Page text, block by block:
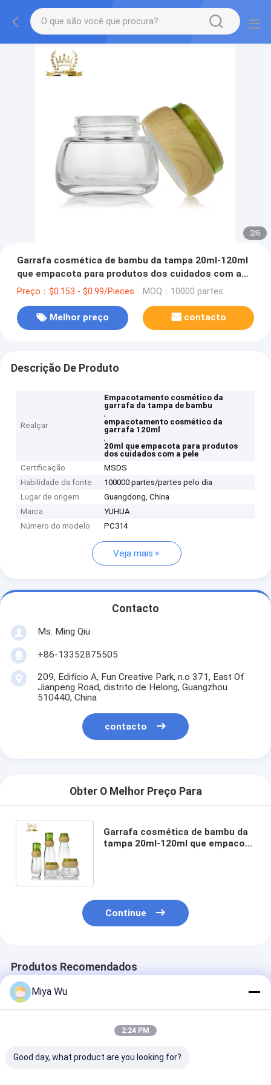
2/6
Garrafa cosmética de bambu da tampa 20ml-120ml
que empacota para produtos dos cuidados com a
pele
Preço：$0.153 - $0.99/Pieces MOQ：10000 partes
Melhor preço contacto
Descrição De Produto
Realçar
Empacotamento cosmético da
garrafa da tampa de bambu
,
empacotamento cosmético da
garrafa 120ml
,
20ml que empacota para produtos
dos cuidados com a pele
Certificação
MSDS
Habilidade da fonte
100000 partes/partes pelo dia
Lugar de origem
Guangdong, China
Marca
YUHUA
Número do modelo
PC314
Veja mais
Contacto
Ms. Ming Qiu
+86-13352875505
209, Edifício A, Fun Creative Park, n.o 371, East Of
Jianpeng Road, distrito de Helong, Guangzhou
510440, China
contacto
Obter O Melhor Preço Para
Garrafa cosmética de bambu da
tampa 20ml-120ml que empacota
Continue
Produtos Recomendados
Miya Wu
2:24 PM
Good day, what product are you looking for?